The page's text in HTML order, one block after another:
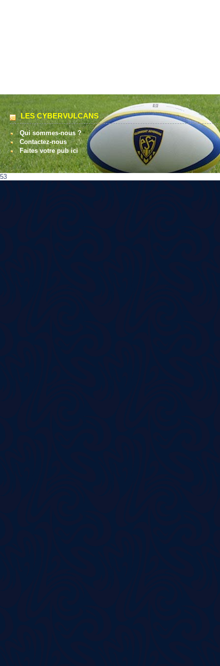
LES CYBERVULCANS
Qui sommes-nous ?
Contactez-nous
Faites votre pub ici
53